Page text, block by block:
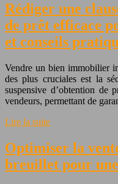
Rédiger une
de prêt efficace
et conseils
Vendre un bien immobilier
des plus cruciales est la
suspensive d’obtention de
vendeurs, permettant de
Lire la suite
Optimiser la
breuillet pour